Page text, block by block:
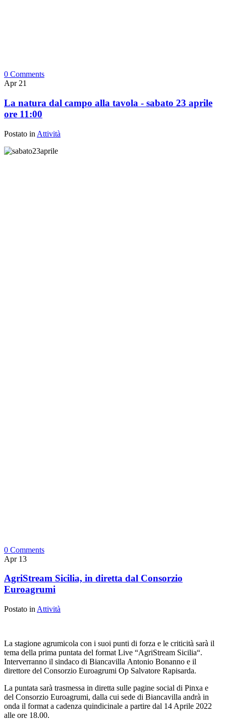
0 Comments
Apr 21
La natura dal campo alla tavola - sabato 23 aprile
ore 11:00
Postato in Attività
0 Comments
Apr 13
AgriStream Sicilia, in diretta dal Consorzio
Euroagrumi
Postato in Attività
La stagione agrumicola con i suoi punti di forza e le criticità sarà il
tema della prima puntata del format Live “AgriStream Sicilia“.
Interverranno il sindaco di Biancavilla Antonio Bonanno e il
direttore del Consorzio Euroagrumi Op Salvatore Rapisarda.
La puntata sarà trasmessa in diretta sulle pagine social di Pinxa e
del Consorzio Euroagrumi, dalla cui sede di Biancavilla andrà in
onda il format a cadenza quindicinale a partire dal 14 Aprile 2022
alle ore 18.00.